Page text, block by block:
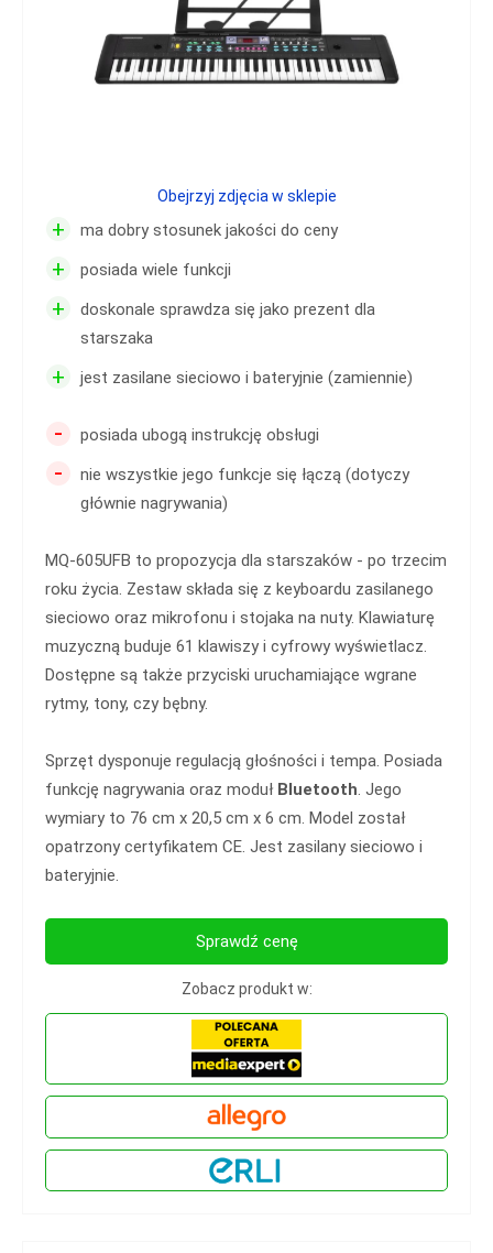
+ ma dobry stosunek jakości do ceny
+ posiada wiele funkcji
+
doskonale sprawdza się jako prezent dla
starszaka
+ jest zasilane sieciowo i bateryjnie (zamiennie)
- posiada ubogą instrukcję obsługi
-
nie wszystkie jego funkcje się łączą (dotyczy
głównie nagrywania)
MQ-605UFB to propozycja dla starszaków - po trzecim
roku życia. Zestaw składa się z keyboardu zasilanego
sieciowo oraz mikrofonu i stojaka na nuty. Klawiaturę
muzyczną buduje 61 klawiszy i cyfrowy wyświetlacz.
Dostępne są także przyciski uruchamiające wgrane
rytmy, tony, czy bębny.
Sprzęt dysponuje regulacją głośności i tempa. Posiada
funkcję nagrywania oraz moduł Bluetooth. Jego
wymiary to 76 cm x 20,5 cm x 6 cm. Model został
opatrzony certyfikatem CE. Jest zasilany sieciowo i
bateryjnie.
Obejrzyj zdjęcia w sklepie
Sprawdź cenę
Zobacz produkt w: